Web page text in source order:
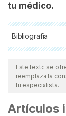
tu médico.
Bibliografía
Todas las
nuestro equipo,
vigencia y
científica.
Este texto se
reemplaza la
tu especialista.
Artículos